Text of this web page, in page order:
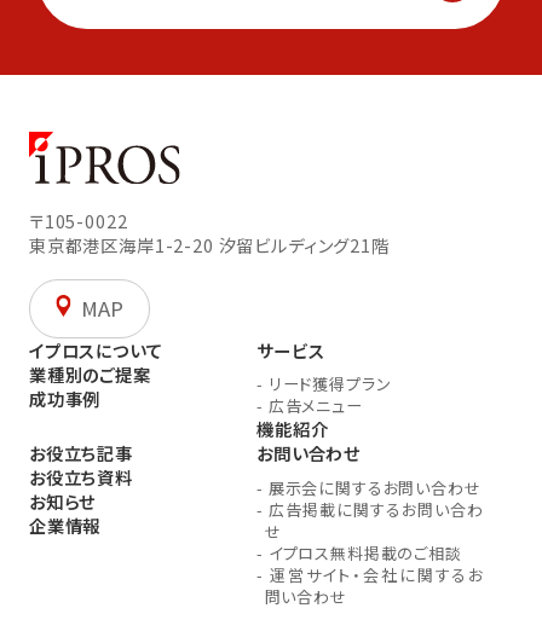
〒105-0022
東京都港区海岸1-2-20 汐留ビルディング21階
MAP
イプロスについて
業種別のご提案
成功事例
サービス
- リード獲得プラン
- 広告メニュー
機能紹介
お役立ち記事
お役立ち資料
お知らせ
企業情報
お問い合わせ
- 展示会に関するお問い合わせ
- 広告掲載に関するお問い合わ
せ
- イプロス無料掲載のご相談
- 運営サイト・会社に関するお
問い合わせ